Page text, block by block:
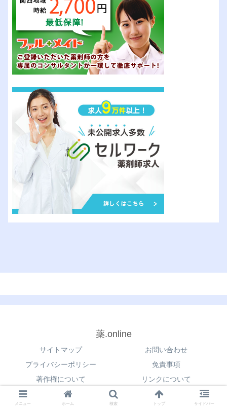
薬.online
サイトマップ
お問い合わせ
プライバシーポリシー
免責事項
著作権について
リンクについて
© 2021 薬.online.
メニュー ホーム 検索 トップ サイドバー